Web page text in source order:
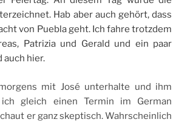
Hab aber auch gehört, dass
von Puebla geht. Ich fahre trotzdem
Patrizia und Gerald und ein paar
auch hier.
mit José unterhalte und ihm
ich gleich einen Termin im German
er ganz skeptisch. Wahrscheinlich